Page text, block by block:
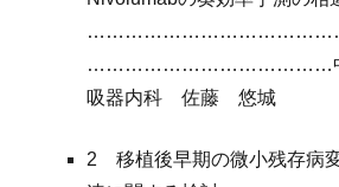
…………………………………中
吸器内科 佐藤 悠城
2 移植後早期の微小残存病